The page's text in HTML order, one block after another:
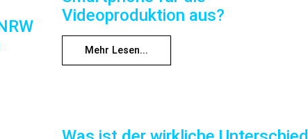
Videoproduktion aus?
Mehr Lesen...